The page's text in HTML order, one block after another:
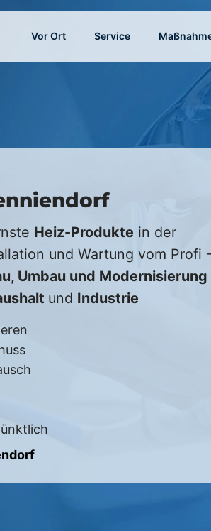
Vor Ort Service
Heiz-Produkte in der
und Wartung vom Profi -
Umbau und Modernisierung
und Industrie